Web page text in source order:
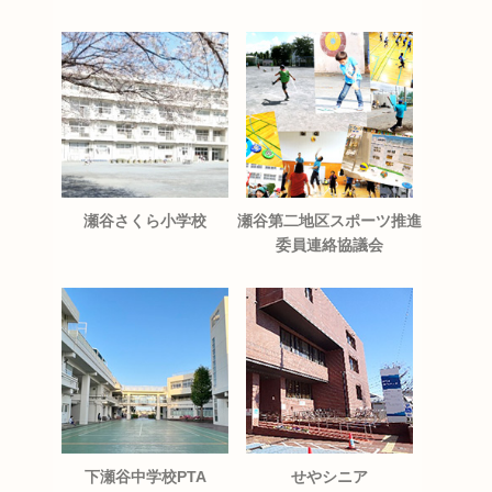
瀬谷さくら小学校
瀬谷第二地区スポーツ推進
委員連絡協議会
下瀬谷中学校PTA せやシニア